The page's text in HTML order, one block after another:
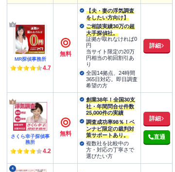
MR探偵事務所
4.7
無料
【夫・妻の浮気調査
をしたい方向け】
ご相談実績30万の超
大手探偵社。
証拠が取れなければ0
円
当サイト限定の20万
円相当の初回割引あ
り
全国14拠点、24時間
365日対応。即日調査
希望の方
詳細
さくら幸子探偵事
務所
4.2
無料
創業38年！全国30支
社・年間問合せ件数
25,000件の実績
調査成功率98％！ベ
ンナビ限定の裁判対
策サポートあり。
複数社を比較中の
方・対応の丁寧さで
選びたい方
詳細
直通
4